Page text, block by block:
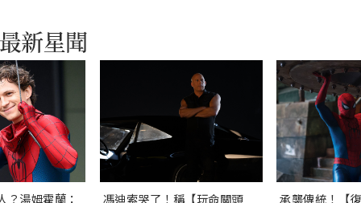
？湯姆霍蘭： 馮迪索哭了！稱【玩命關頭 承襲傳統！【